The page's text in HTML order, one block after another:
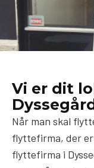
Vi er dit
Når man skal
flyttefirma, der
flyttefirma i